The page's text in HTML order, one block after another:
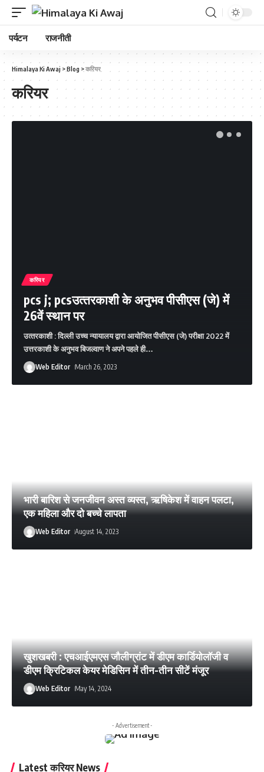
पर्यटन राजनीती
Himalaya Ki Awaj >Blog >करियर
करियर
करियर
pcs j; pcsउत्‍तरकाशी के अनुभव पीसीएस (जे) में
26वें स्‍थान पर
उत्‍तरकाशी : दिल्ली उच्च न्यायालय द्वारा आयोजित पीसीएस (जे) परीक्षा 2022 में
उत्तरकाशी के अनुभव बिजल्वाण ने अपने पहले ही…
Web Editor March 26, 2023
भारी बारिश से जनजीवन अस्‍त व्‍यस्‍त, ऋषिकेश में वाहन पलटा,
एक महिला और दो बच्‍चे लापता
Web Editor August 14, 2023
खुशखबरी : एचआईएमएस जौलीग्रांट में डीएम कार्डियोलॉजी व
डीएम क्रिटिकल केयर मेडिसिन में तीन-तीन सीटें मंजूर
Web Editor May 14, 2024
- Advertisement -
Latest करियर News